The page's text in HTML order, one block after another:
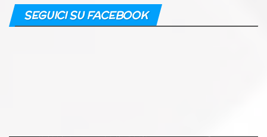
SEGUICI SU FACEBOOK